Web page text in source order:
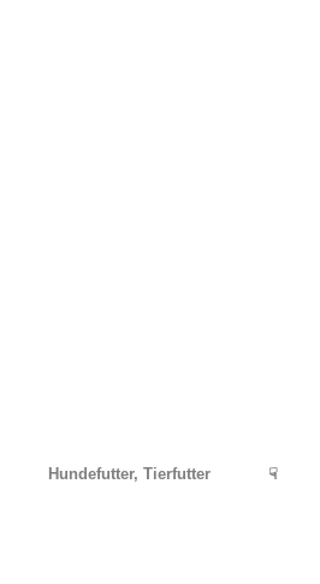
Hundefutter, Tierfutter ☟